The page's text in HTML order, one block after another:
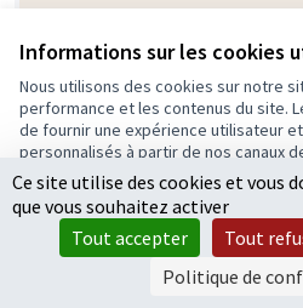
Informations sur les cookies
Nous utilisons des cookies sur notre
performance et les contenus du site.
de fournir une expérience utilisateur
personnalisés à partir de nos canaux
Tout
Accepter seulement les
Faire pousser un Arbre à
Angers
Grosbois 2 11
Ce site utilise des cookies et vous
que vous souhaitez activer
Tout accepter
Tout
Politique de